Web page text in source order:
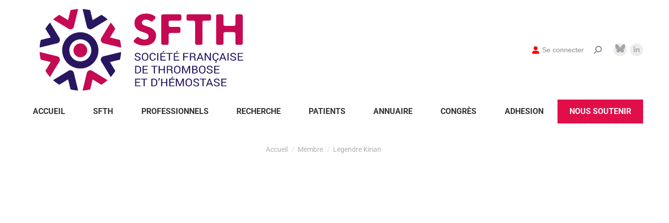
Se connecter
ACCUEIL SFTH PROFESSIONNELS RECHERCHE PATIENTS ANNUAIRE CONGRÈS ADHESION NOUS SOUTENIR
Accueil Membre Legendre Kirian